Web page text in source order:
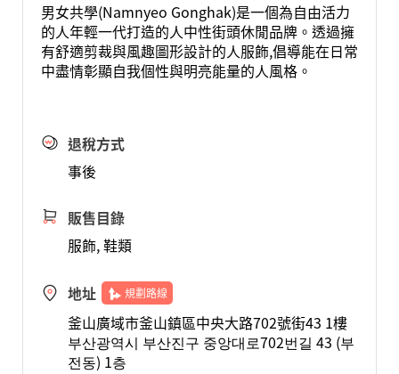
男女共學(Namnyeo Gonghak)是一個為自由活力
的人年輕一代打造的人中性街頭休閒品牌。透過擁
有舒適剪裁與風趣圖形設計的人服飾,倡導能在日常
中盡情彰顯自我個性與明亮能量的人風格。
退稅方式
事後
販售目錄
服飾, 鞋類
地址 規劃路線
釜山廣域市釜山鎮區中央大路702號街43 1樓
부산광역시 부산진구 중앙대로702번길 43 (부
전동) 1층